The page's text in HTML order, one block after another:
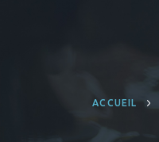
ACCUEIL